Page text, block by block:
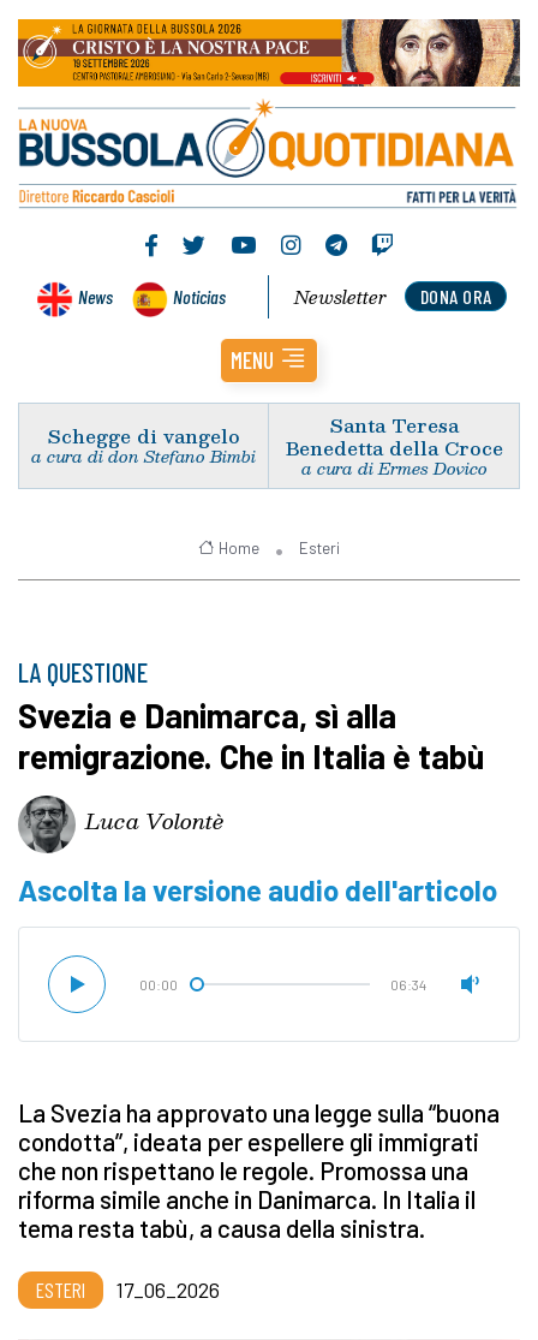
News Noticias DONA ORA
Newsletter
MENU
Schegge di vangelo
a cura di don Stefano Bimbi
Santa Teresa
Benedetta della Croce
a cura di Ermes Dovico
Home Esteri
LA QUESTIONE
Svezia e Danimarca, sì alla
remigrazione. Che in Italia è tabù
Luca Volontè
Ascolta la versione audio dell'articolo
00:00 06:34
La Svezia ha approvato una legge sulla “buona
condotta”, ideata per espellere gli immigrati
che non rispettano le regole. Promossa una
riforma simile anche in Danimarca. In Italia il
tema resta tabù, a causa della sinistra.
ESTERI 17_06_2026